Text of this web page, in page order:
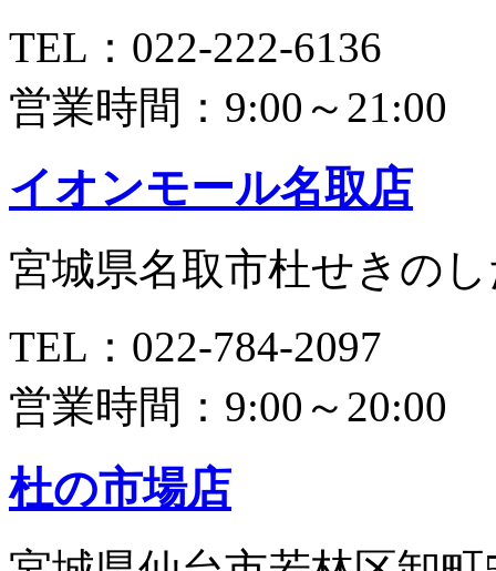
TEL：022-222-6136
営業時間：9:00～21:00
イオンモール名取店
宮城県名取市杜せきの
TEL：022-784-2097
営業時間：9:00～20:00
杜の市場店